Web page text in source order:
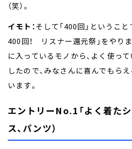
（笑）。
イモト：そして「400回」ということ
400回！ リスナー還元祭」をやり
に入っているモノから、よく使っ
したので、みなさんに喜んでもら
います。
エントリーNo.1「よく着たシ
ス、パンツ）